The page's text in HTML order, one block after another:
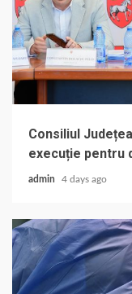
Consiliul
execuție pentru
admin 4 days ago